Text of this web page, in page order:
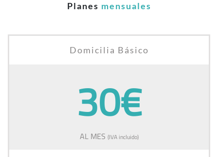
Planes mensuales
Domicilia Básico
30€
AL MES (IVA incluido)